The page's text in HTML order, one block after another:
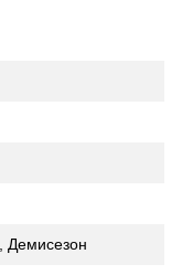
Демисезон